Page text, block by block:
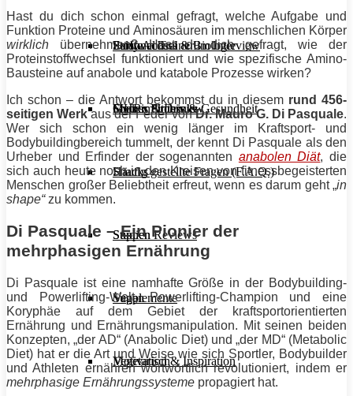
Stoffwechsel & Biologie
Frauen Fitness & Gesundheit
Häufig gestellte Fragen (F.A.Q.)
Studien Reviews
Supplemente
Motivation & Inspiration
Salate
Shakes & Drinks
Snacks
Suppen
Vegan
Vegetarisch
Personal Trainer im Interview
Gym im Interview
Early Access
MHRx Archiv
Hast du dich schon einmal gefragt, welche Aufgabe und
Funktion Proteine und Aminosäuren im menschlichen Körper
wirklich übernehmen? Hast du dich gefragt, wie der
Proteinstoffwechsel funktioniert und wie spezifische Amino-
Bausteine auf anabole und katabole Prozesse wirken?
Ich schon – die Antwort bekommst du in diesem rund 456-
seitigen Werkaus der Feder vonDr.MauroG. Di Pasquale.
Wer sich schon ein wenig länger im
Kraftsport- und
Bodybuildingbereich tummelt, der kennt Di Pasquale als den
Urheber und Erfinder der sogenannten anabolen Diät, die
sich auch heute noch in den Kreisen von fitnessbegeisterten
Menschen großer Beliebtheit erfreut, wenn es darum geht „in
shape“zu kommen.
Di Pasquale – Ein Pionier der
mehrphasigen Ernährung
Di Pasqualeist eine namhafte Größe in der Bodybuilding-
und
Powerlifting-Welt,Powerlifting-Champion und eine
Koryphäe auf dem Gebiet der kraftsportorientierten
Ernährung und Ernährungsmanipulation. Mit seinen beiden
Konzepten, „der AD“ (Anabolic Diet) und „der MD“ (Metabolic
Diet) hat er die Art und Weise wie sich Sportler, Bodybuilder
und Athleten ernähren wortwörtlich revolutioniert, indem er
mehrphasige Ernährungssysteme propagiert hat.